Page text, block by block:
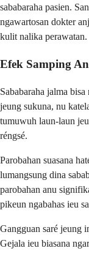
sababaraha pasien.
ngawartosan dokter
kulit nalika perawatan.
Efek Samping
Sababaraha jalma
jeung sukuna, nu
tumuwuh laun-laun
réngsé.
Parobahan suasana
lumangsung dina
parobahan anu
pikeun ngabahas ieu
Gangguan saré jeung
Gejala ieu biasana